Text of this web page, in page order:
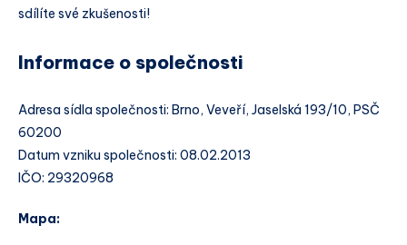
sdílíte své zkušenosti!
Informace o společnosti
Adresa sídla společnosti: Brno, Veveří, Jaselská 193/10, PSČ
60200
Datum vzniku společnosti: 08.02.2013
IČO: 29320968
Mapa: